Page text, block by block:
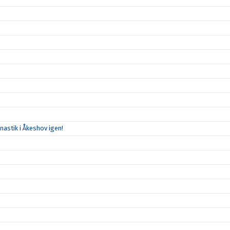
i Åkeshov igen!